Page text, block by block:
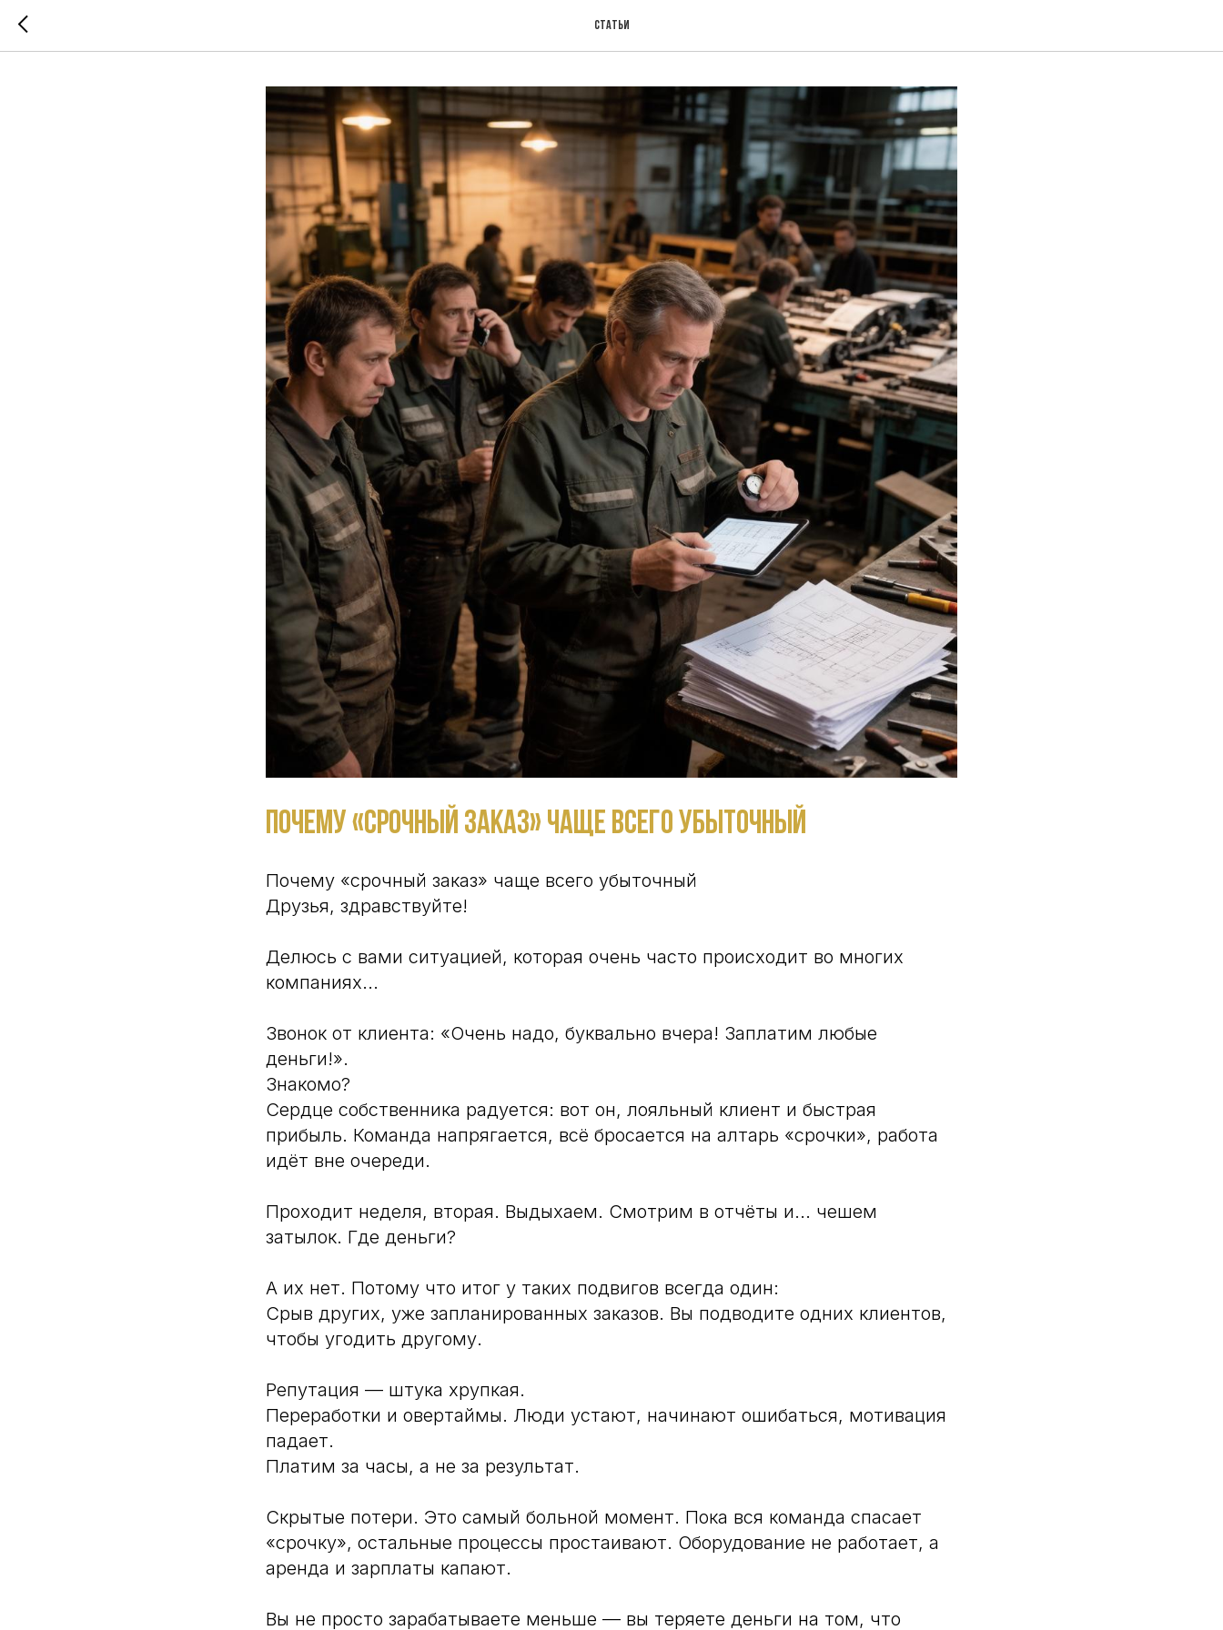
Статьи
Почему «срочный заказ» чаще всего убыточный
Почему «срочный заказ» чаще всего убыточный
Друзья, здравствуйте!
Делюсь с вами ситуацией, которая очень часто происходит во многих
компаниях...
Звонок от клиента: «Очень надо, буквально вчера! Заплатим любые
деньги!».
Знакомо?
Сердце собственника радуется: вот он, лояльный клиент и быстрая
прибыль. Команда напрягается, всё бросается на алтарь «срочки», работа
идёт вне очереди.
Проходит неделя, вторая. Выдыхаем. Смотрим в отчёты и... чешем
затылок. Где деньги?
А их нет. Потому что итог у таких подвигов всегда один:
Срыв других, уже запланированных заказов. Вы подводите одних клиентов,
чтобы угодить другому.
Репутация — штука хрупкая.
Переработки и овертаймы. Люди устают, начинают ошибаться, мотивация
падает.
Платим за часы, а не за результат.
Скрытые потери. Это самый больной момент. Пока вся команда спасает
«срочку», остальные процессы простаивают. Оборудование не работает, а
аренда и зарплаты капают.
Вы не просто зарабатываете меньше — вы теряете деньги на том, что